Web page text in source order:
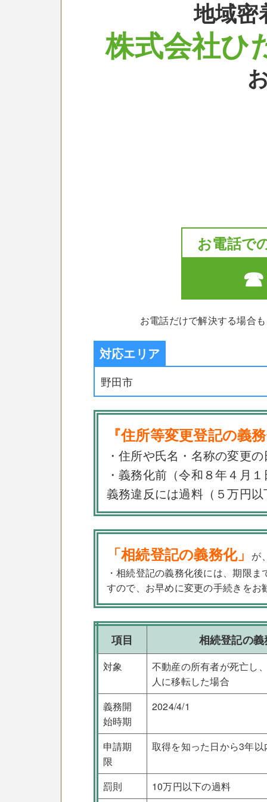
地域密
株式会社ひ
お電話で
☎
お電話だけで解決する場合
対応エリア
野田市
『住所等変更登記の義
・住所や氏名・名称の変更
・義務化前（令和８年４月
義務違反には過料（５万円
「相続登記の義務化」
が
・相続登記の義務化後には、期限
すので、お早めに変更の手続きをお
項目 相続登記の
対象
不動産の所有者が死亡し
人に移転した場合
義務開
始時期
2024/4/1
申請期
限
取得を知った日から3年以
罰則 10万円以下の過料